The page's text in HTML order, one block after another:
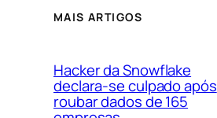
MAIS ARTIGOS
Hacker da Snowflake
declara-se culpado após
roubar dados de 165